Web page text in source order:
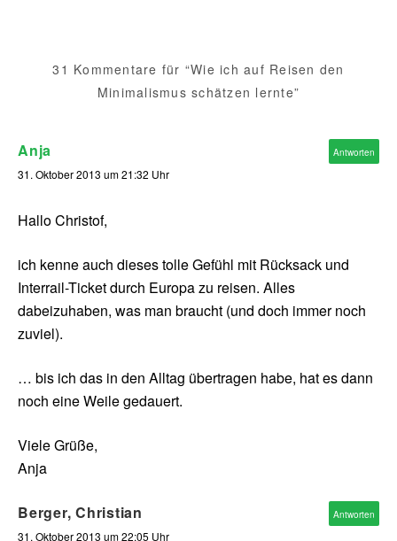
31 Kommentare für “Wie ich auf Reisen den
Minimalismus schätzen lernte”
Anja
31. Oktober 2013 um 21:32 Uhr
Hallo Christof,
ich kenne auch dieses tolle Gefühl mit Rücksack und
Interrail-Ticket durch Europa zu reisen. Alles
dabeizuhaben, was man braucht (und doch immer noch
zuviel).
… bis ich das in den Alltag übertragen habe, hat es dann
noch eine Weile gedauert.
Viele Grüße,
Anja
Antworten
Berger, Christian
31. Oktober 2013 um 22:05 Uhr
Antworten